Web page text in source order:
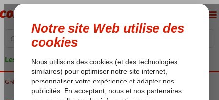
Les garanties de vacances
Grèce Rhodes Ialyssos/Trianda D'Andrea Mare